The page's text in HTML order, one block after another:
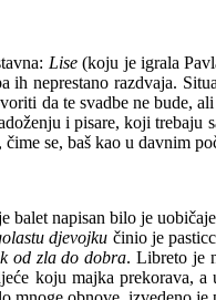
Lise(koju je igrala
ih neprestano razdvaja.
da te svadbe ne bude,
i pisare, koji trebaju
se, baš kao u davnim
balet napisan bilo je
djevojku činio je
od zla do dobra. Libreto je
koju majka prekorava,